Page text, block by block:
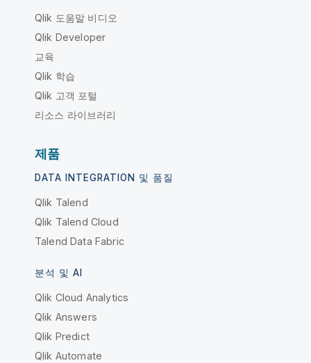
Qlik 도움말 비디오
Qlik Developer
교육
Qlik 학습
Qlik 고객 포털
리소스 라이브러리
제품
DATA INTEGRATION 및 품질
Qlik Talend
Qlik Talend Cloud
Talend Data Fabric
분석 및 AI
Qlik Cloud Analytics
Qlik Answers
Qlik Predict
Qlik Automate